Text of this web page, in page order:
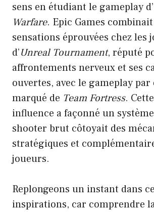
sens en étudiant le gameplay d’
Warfare. Epic Games
sensations éprouvées chez les
d’Unreal Tournament, réputé
affrontements nerveux et ses
ouvertes, avec le gameplay par
marqué de Team Fortress.
influence a façonné un
shooter brut côtoyait des
stratégiques et
joueurs.
Replongeons un instant dans
inspirations, car comprendre